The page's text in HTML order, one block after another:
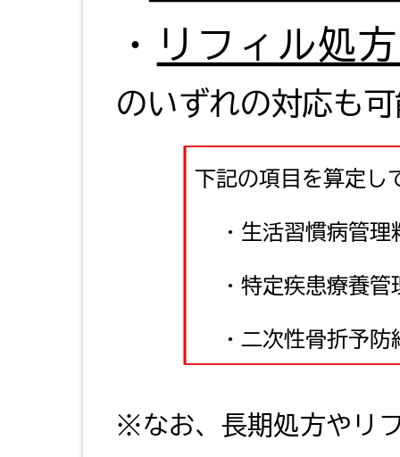
・リフィル処
のいずれの対応も
下記の項目を算定
・生活習慣病管
・特定疾患療養
・二次性骨折予
※なお、長期処方やリ